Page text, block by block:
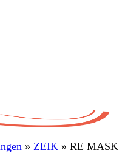
» ZEIK » RE MASK